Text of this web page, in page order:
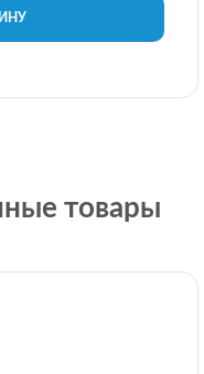
товары